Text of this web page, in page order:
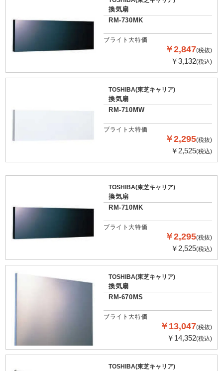
換気扇
RM-730MK
ブライト大特価
￥2,847(税抜)
￥3,132(税込)
TOSHIBA(東芝キャリア)
換気扇
RM-710MW
ブライト大特価
￥2,295(税抜)
￥2,525(税込)
TOSHIBA(東芝キャリア)
換気扇
RM-710MK
ブライト大特価
￥2,295(税抜)
￥2,525(税込)
TOSHIBA(東芝キャリア)
換気扇
RM-670MS
ブライト大特価
￥13,047(税抜)
￥14,352(税込)
TOSHIBA(東芝キャリア)